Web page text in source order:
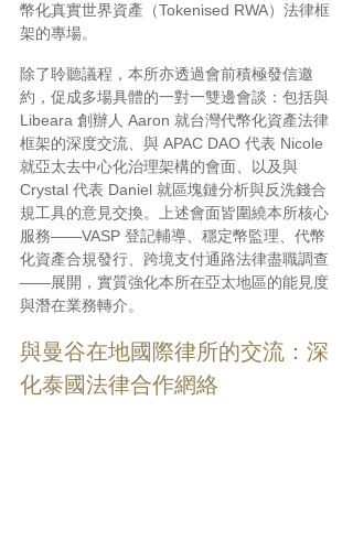
幣化真實世界資產（Tokenised RWA）法律框
架的專場。
除了聆聽議程，本所亦透過會前積極發信邀
約，促成多場具體的一對一雙邊會談：包括與
Libeara 創辦人 Aaron 就台灣代幣化資產法律
框架的深度交流、與 APAC DAO 代表 Nicole
就亞太去中心化治理架構的會面、以及與
Crystal 代表 Daniel 就區塊鏈分析與反洗錢合
規工具的意見交換。上述會面皆圍繞本所核心
服務——VASP 登記輔導、穩定幣監理、代幣
化資產合規發行、跨境支付通路法律盡職調查
——展開，實質強化本所在亞太地區的能見度
與潛在業務轉介。
與曼谷在地國際律所的交流：深
化泰國法律合作網絡